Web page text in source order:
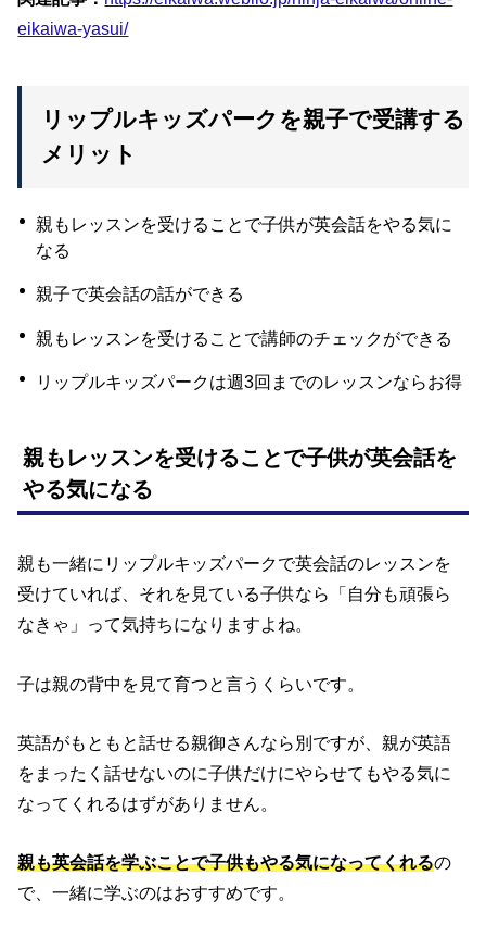
eikaiwa-yasui/
リップルキッズパークを親子で受講する
メリット
親もレッスンを受けることで子供が英会話をやる気に
なる
親子で英会話の話ができる
親もレッスンを受けることで講師のチェックができる
リップルキッズパークは週3回までのレッスンならお得
親もレッスンを受けることで子供が英会話を
やる気になる
親も一緒にリップルキッズパークで英会話のレッスンを
受けていれば、それを見ている子供なら「自分も頑張ら
なきゃ」って気持ちになりますよね。
子は親の背中を見て育つと言うくらいです。
英語がもともと話せる親御さんなら別ですが、親が英語
をまったく話せないのに子供だけにやらせてもやる気に
なってくれるはずがありません。
親も英会話を学ぶことで子供もやる気になってくれるの
で、一緒に学ぶのはおすすめです。